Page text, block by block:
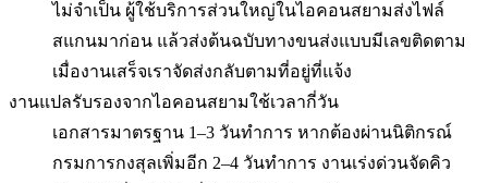
ไม่จำเป็น ผู้ใช้บริการส่วนใหญ่ในไอคอนสยามส่งไฟล์
สแกนมาก่อน แล้วส่งต้นฉบับทางขนส่งแบบมีเลขติดตาม
เมื่องานเสร็จเราจัดส่งกลับตามที่อยู่ที่แจ้ง
งานแปลรับรองจากไอคอนสยามใช้เวลากี่วัน
เอกสารมาตรฐาน 1–3 วันทำการ หากต้องผ่านนิติกรณ์
กรมการกงสุลเพิ่มอีก 2–4 วันทำการ งานเร่งด่วนจัดคิว